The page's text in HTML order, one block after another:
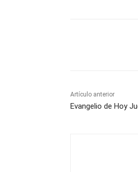
Artículo anterior
Evangelio de Hoy